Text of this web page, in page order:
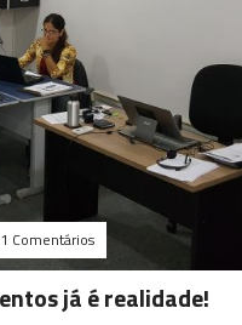
Comentários
já é realidade!